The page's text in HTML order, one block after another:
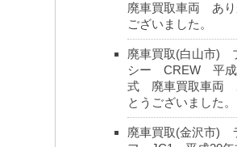
廃車買取車両 あり
ございました。
廃車買取(白山市)
シー CREW 平成
式 廃車買取車両
とうございました。
廃車買取(金沢市)